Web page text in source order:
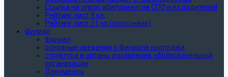
Ссылка на опрос абитуриентов СПО и их родителей
Рейтинг лист 9 кл.
Рейтинг лист 11 кл (пополнеие)
Филиал
Филиал
основные сведения о филиале колледжа
структура и органы управления образовательной
организации
Документы